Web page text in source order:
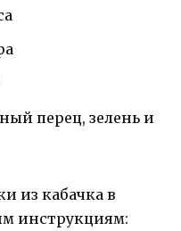
перец, зелень и
из кабачка в
инструкциям: